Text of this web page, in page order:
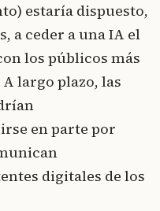
estaría dispuesto,
a ceder a una IA el
los públicos más
largo plazo, las
en parte por
digitales de los